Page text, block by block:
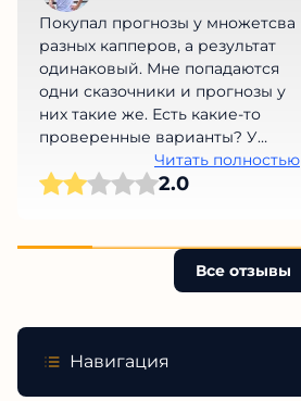
Покупал прогнозы у множетсва
разных капперов, а результат
одинаковый. Мне попадаются
одни сказочники и прогнозы у
них такие же. Есть какие-то
проверенные варианты? У
меня уже руки опускаются(
Читать полностью
2.0
Все отзывы
Навигация